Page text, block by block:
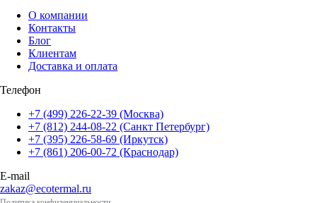
О компании
Контакты
Блог
Клиентам
Доставка и оплата
Телефон
+7 (499) 226-22-39 (Москва)
+7 (812) 244-08-22 (Санкт Петербург)
+7 (395) 226-58-69 (Иркутск)
+7 (861) 206-00-72 (Краснодар)
E-mail
zakaz@ecotermal.ru